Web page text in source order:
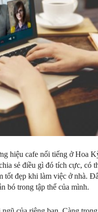
hiệu cafe nổi tiếng ở Hoa
sẻ điều gì đó tích cực, có
tốt đẹp khi làm việc ở nhà.
bó trong tập thể của mình.